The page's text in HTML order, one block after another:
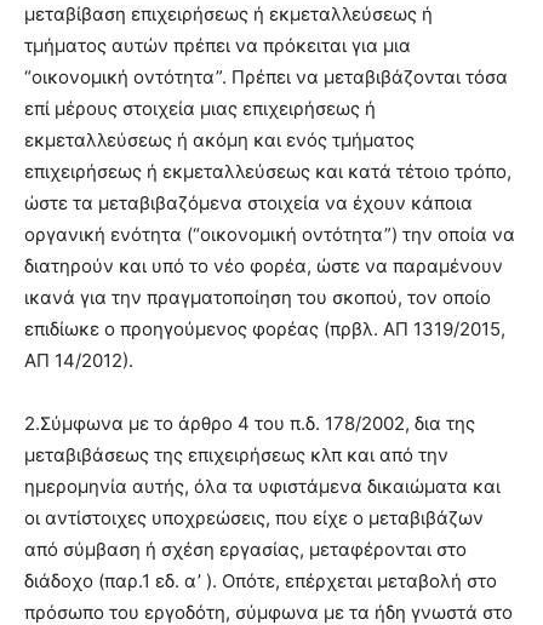
μεταβίβαση επιχειρήσεως ή εκμεταλλεύσεως ή
τμήματος αυτών πρέπει να πρόκειται για μια
“οικονομική οντότητα”. Πρέπει να μεταβιβάζονται τόσα
επί μέρους στοιχεία μιας επιχειρήσεως ή
εκμεταλλεύσεως ή ακόμη και ενός τμήματος
επιχειρήσεως ή εκμεταλλεύσεως και κατά τέτοιο τρόπο,
ώστε τα μεταβιβαζόμενα στοιχεία να έχουν κάποια
οργανική ενότητα (“οικονομική οντότητα”) την οποία να
διατηρούν και υπό το νέο φορέα, ώστε να παραμένουν
ικανά για την πραγματοποίηση του σκοπού, τον οποίο
επιδίωκε ο προηγούμενος φορέας (πρβλ. ΑΠ 1319/2015,
ΑΠ 14/2012).
2.Σύμφωνα με το άρθρο 4 του π.δ. 178/2002, δια της
μεταβιβάσεως της επιχειρήσεως κλπ και από την
ημερομηνία αυτής, όλα τα υφιστάμενα δικαιώματα και
οι αντίστοιχες υποχρεώσεις, που είχε ο μεταβιβάζων
από σύμβαση ή σχέση εργασίας, μεταφέρονται στο
διάδοχο (παρ.1 εδ. α’ ). Οπότε, επέρχεται μεταβολή στο
πρόσωπο του εργοδότη, σύμφωνα με τα ήδη γνωστά στο